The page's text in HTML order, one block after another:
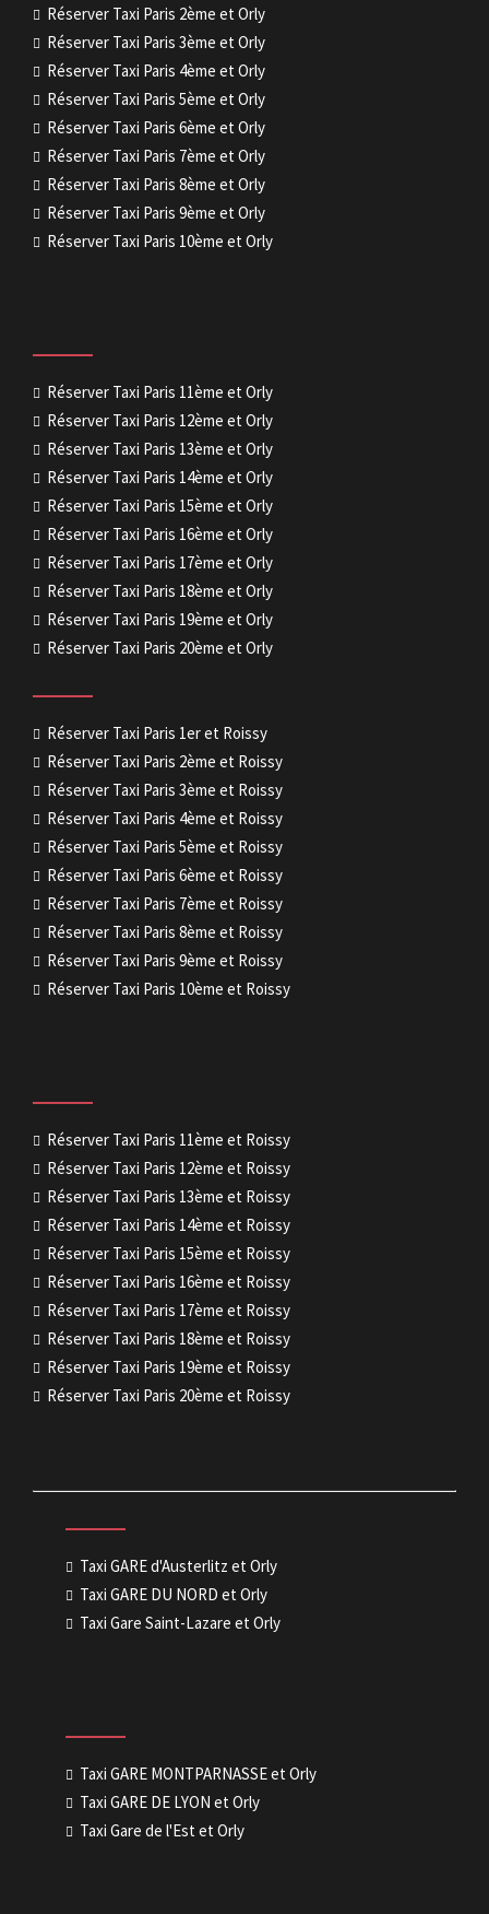
Réserver Taxi Paris 2ème et Orly
Réserver Taxi Paris 3ème et Orly
Réserver Taxi Paris 4ème et Orly
Réserver Taxi Paris 5ème et Orly
Réserver Taxi Paris 6ème et Orly
Réserver Taxi Paris 7ème et Orly
Réserver Taxi Paris 8ème et Orly
Réserver Taxi Paris 9ème et Orly
Réserver Taxi Paris 10ème et Orly
Réserver Taxi Paris 11ème et Orly
Réserver Taxi Paris 12ème et Orly
Réserver Taxi Paris 13ème et Orly
Réserver Taxi Paris 14ème et Orly
Réserver Taxi Paris 15ème et Orly
Réserver Taxi Paris 16ème et Orly
Réserver Taxi Paris 17ème et Orly
Réserver Taxi Paris 18ème et Orly
Réserver Taxi Paris 19ème et Orly
Réserver Taxi Paris 20ème et Orly
Réserver Taxi Paris 1er et Roissy
Réserver Taxi Paris 2ème et Roissy
Réserver Taxi Paris 3ème et Roissy
Réserver Taxi Paris 4ème et Roissy
Réserver Taxi Paris 5ème et Roissy
Réserver Taxi Paris 6ème et Roissy
Réserver Taxi Paris 7ème et Roissy
Réserver Taxi Paris 8ème et Roissy
Réserver Taxi Paris 9ème et Roissy
Réserver Taxi Paris 10ème et Roissy
Réserver Taxi Paris 11ème et Roissy
Réserver Taxi Paris 12ème et Roissy
Réserver Taxi Paris 13ème et Roissy
Réserver Taxi Paris 14ème et Roissy
Réserver Taxi Paris 15ème et Roissy
Réserver Taxi Paris 16ème et Roissy
Réserver Taxi Paris 17ème et Roissy
Réserver Taxi Paris 18ème et Roissy
Réserver Taxi Paris 19ème et Roissy
Réserver Taxi Paris 20ème et Roissy
Taxi GARE d'Austerlitz et Orly
Taxi GARE DU NORD et Orly
Taxi Gare Saint-Lazare et Orly
Taxi GARE MONTPARNASSE et Orly
Taxi GARE DE LYON et Orly
Taxi Gare de l'Est et Orly